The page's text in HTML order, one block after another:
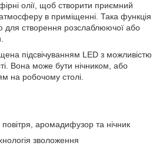
олії, щоб створити приємний
в приміщенні. Така функція
для створення розслаблюючої або
підсвічуванням LED з можливістю
Вона може бути нічником, або
на робочому столі.
аромадифузор та нічник
зволоження